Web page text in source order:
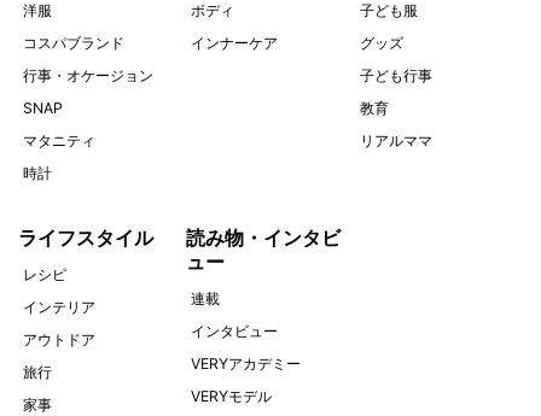
洋服
コスパブランド
行事・オケージョン
SNAP
マタニティ
時計
ボディ
インナーケア
子ども服
グッズ
子ども行事
教育
リアルママ
ライフスタイル
レシピ
インテリア
アウトドア
旅行
家事
読み物・インタビ
ュー
連載
インタビュー
VERYアカデミー
VERYモデル